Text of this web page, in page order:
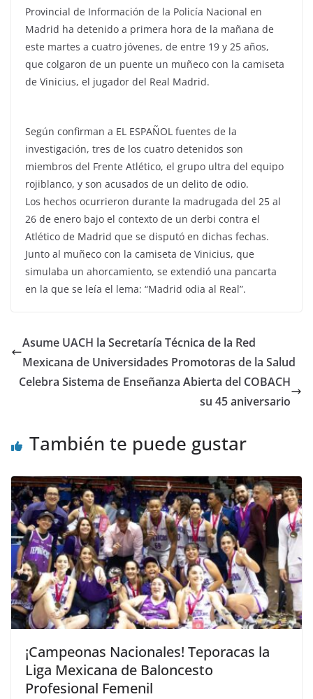
Provincial de Información de la Policía Nacional en
Madrid ha detenido a primera hora de la mañana de
este martes a cuatro jóvenes, de entre 19 y 25 años,
que colgaron de un puente un muñeco con la camiseta
de Vinicius, el jugador del Real Madrid.
Según confirman a EL ESPAÑOL fuentes de la
investigación, tres de los cuatro detenidos son
miembros del Frente Atlético, el grupo ultra del equipo
rojiblanco, y son acusados de un delito de odio.
Los hechos ocurrieron durante la madrugada del 25 al
26 de enero bajo el contexto de un derbi contra el
Atlético de Madrid que se disputó en dichas fechas.
Junto al muñeco con la camiseta de Vinicius, que
simulaba un ahorcamiento, se extendió una pancarta
en la que se leía el lema: “Madrid odia al Real”.
Asume UACH la Secretaría Técnica de la Red
Mexicana de Universidades Promotoras de la Salud
Celebra Sistema de Enseñanza Abierta del COBACH
su 45 aniversario
También te puede gustar
¡Campeonas Nacionales! Teporacas la
Liga Mexicana de Baloncesto
Profesional Femenil